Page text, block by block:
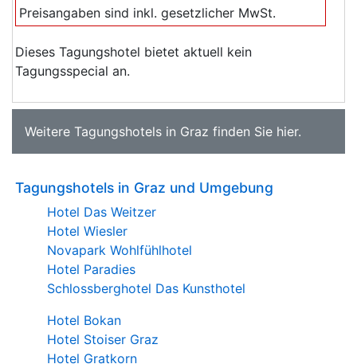
Preisangaben sind inkl. gesetzlicher MwSt.
Dieses Tagungshotel bietet aktuell kein
Tagungsspecial an.
Weitere Tagungshotels in Graz finden Sie hier.
Tagungshotels in Graz und Umgebung
Hotel Das Weitzer
Hotel Wiesler
Novapark Wohlfühlhotel
Hotel Paradies
Schlossberghotel Das Kunsthotel
Hotel Bokan
Hotel Stoiser Graz
Hotel Gratkorn